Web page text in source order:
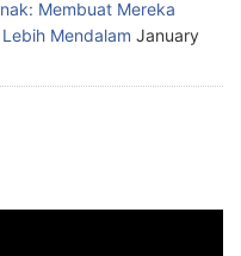
Membuat Mereka
Mendalam January